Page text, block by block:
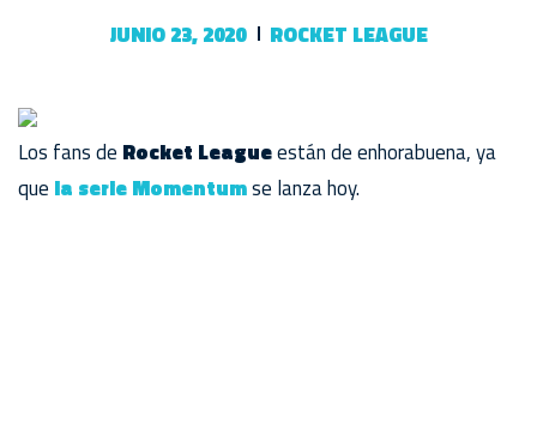
JUNIO 23, 2020 ROCKET LEAGUE
Los fans de Rocket Leagueestán de enhorabuena, ya
que la serie Momentumse lanza hoy.